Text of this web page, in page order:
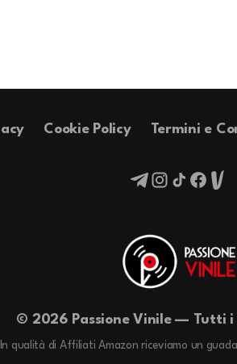
Cookie Policy Termini e
© 2026 Passione Vinile — Tutti
In qualità di Affiliati Amazon riceviamo un